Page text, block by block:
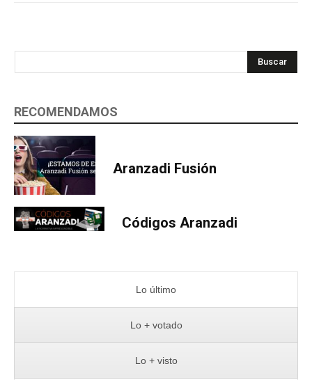
Buscar
RECOMENDAMOS
Aranzadi Fusión
Códigos Aranzadi
Lo último
Lo + votado
Lo + visto